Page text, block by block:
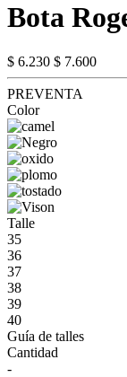
Bota
$ 6.230 $ 7.600
PREVENTA
Color
Talle
35
36
37
38
39
40
Guía de talles
Cantidad
-